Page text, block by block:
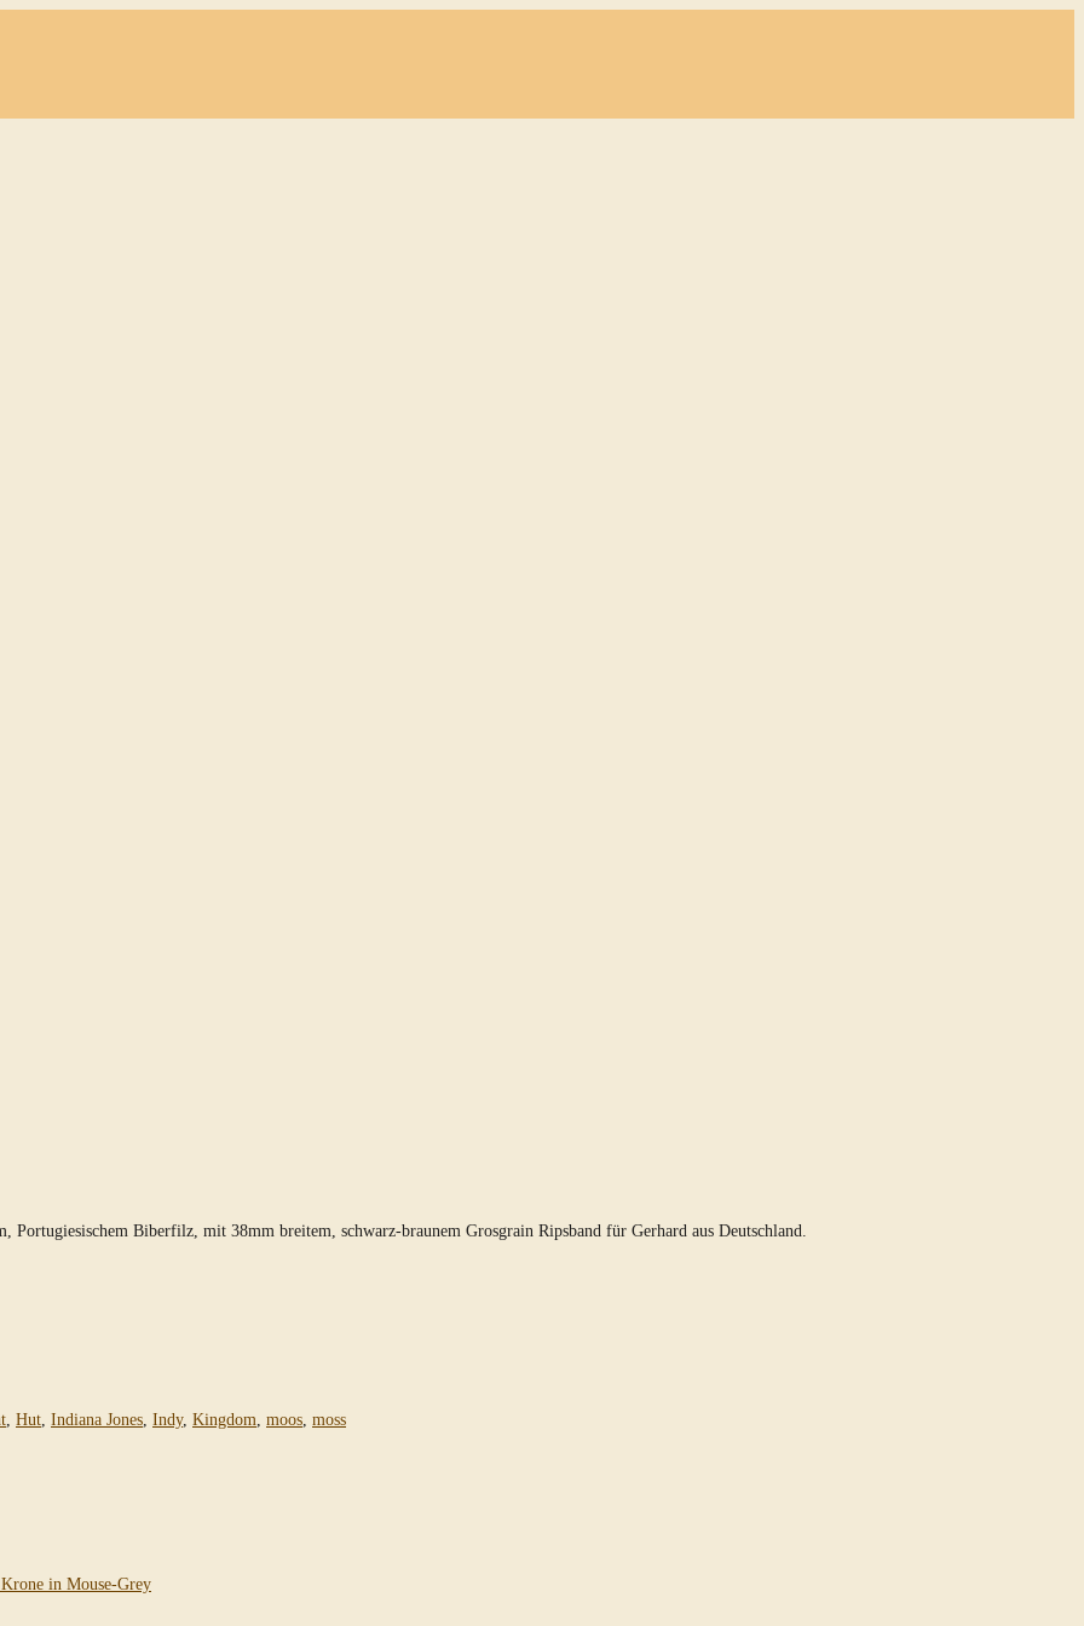
Portugiesischem Biberfilz, mit 38mm breitem, schwarz-braunem Grosgrain Ripsband für Gerhard aus Deutschland.
, Hut, Indiana Jones, Indy, Kingdom, moos, moss